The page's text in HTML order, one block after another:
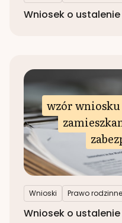
Wniosek o
wzór
Wnioski Prawo
Wniosek o